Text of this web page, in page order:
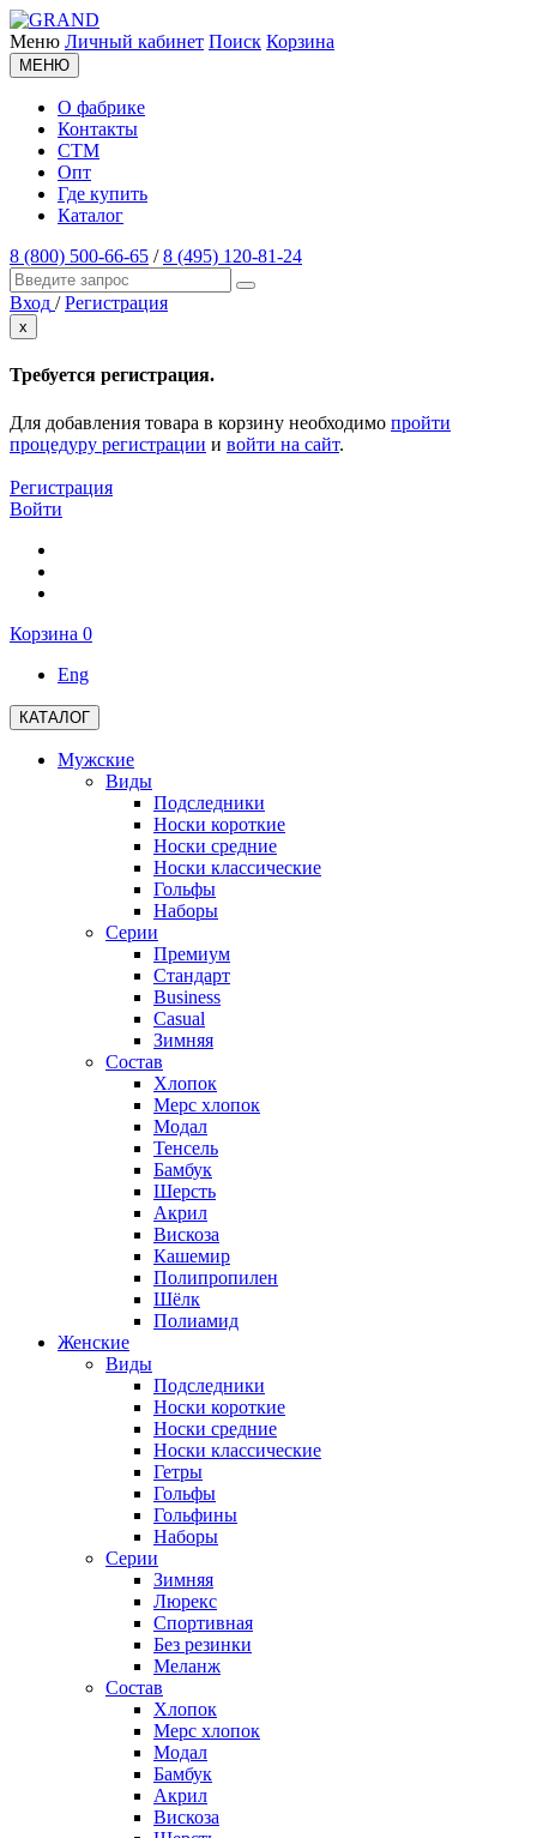
Меню Личный кабинет Поиск Корзина
МЕНЮ
О фабрике
Контакты
СТМ
Опт
Где купить
Каталог
8 (800) 500-66-65 /8 (495) 120-81-24
Вход / Регистрация
x
Требуется регистрация.
Для добавления товара в корзину необходимо пройти
процедуру регистрации и войти на сайт.
Регистрация
Войти
Корзина 0
Eng
КАТАЛОГ
Мужские
Виды
Подследники
Носки короткие
Носки средние
Носки классические
Гольфы
Наборы
Серии
Премиум
Стандарт
Business
Casual
Зимняя
Состав
Хлопок
Мерс хлопок
Модал
Тенсель
Бамбук
Шерсть
Акрил
Вискоза
Кашемир
Полипропилен
Шёлк
Полиамид
Женские
Виды
Подследники
Носки короткие
Носки средние
Носки классические
Гетры
Гольфы
Гольфины
Наборы
Серии
Зимняя
Люрекс
Спортивная
Без резинки
Меланж
Состав
Хлопок
Мерс хлопок
Модал
Бамбук
Акрил
Вискоза